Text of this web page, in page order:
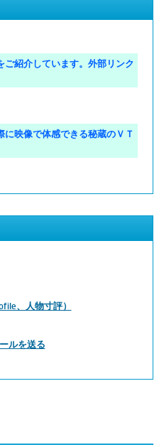
紹介しています。外部リンク
に映像で体感できる秘蔵のＶＴ
、人物寸評）
ルを送る